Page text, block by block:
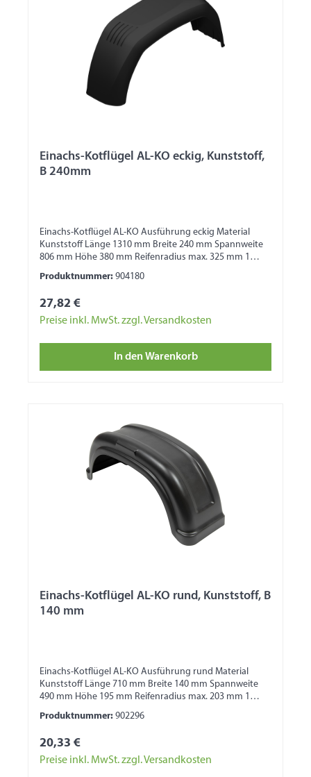
Einachs-Kotflügel AL-KO eckig, Kunststoff,
B 240mm
Einachs-Kotflügel AL-KO Ausführung eckig Material
Kunststoff Länge 1310 mm Breite 240 mm Spannweite
806 mm Höhe 380 mm Reifenradius max. 325 mm 1
Produktnummer: 904180
27,82 €
Preise inkl. MwSt. zzgl. Versandkosten
In den Warenkorb
Einachs-Kotflügel AL-KO rund, Kunststoff, B
140 mm
Einachs-Kotflügel AL-KO Ausführung rund Material
Kunststoff Länge 710 mm Breite 140 mm Spannweite
490 mm Höhe 195 mm Reifenradius max. 203 mm 1
Produktnummer: 902296
20,33 €
Preise inkl. MwSt. zzgl. Versandkosten